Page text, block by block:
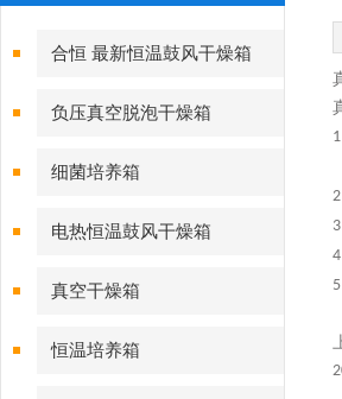
合恒 最新恒温鼓风干燥箱
负压真空脱泡干燥箱
细菌培养箱
电热恒温鼓风干燥箱
真空干燥箱
恒温培养箱
1
2
3
4
5